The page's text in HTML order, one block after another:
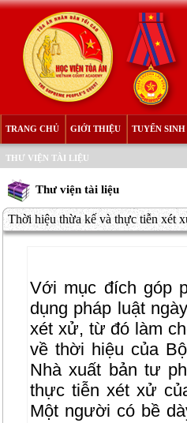
TRANG CHỦ GIỚI THIỆU TUYỂN
THƯ VIỆN TÀI LIỆU
Thư viện tài liệu
Thời hiệu thừa kế và thực tiễn xét
Với mục đích góp
dụng pháp luật
xét xử, từ đó làm
về thời hiệu của
Nhà xuất bản tư
thực tiễn xét xử
Một người có bề